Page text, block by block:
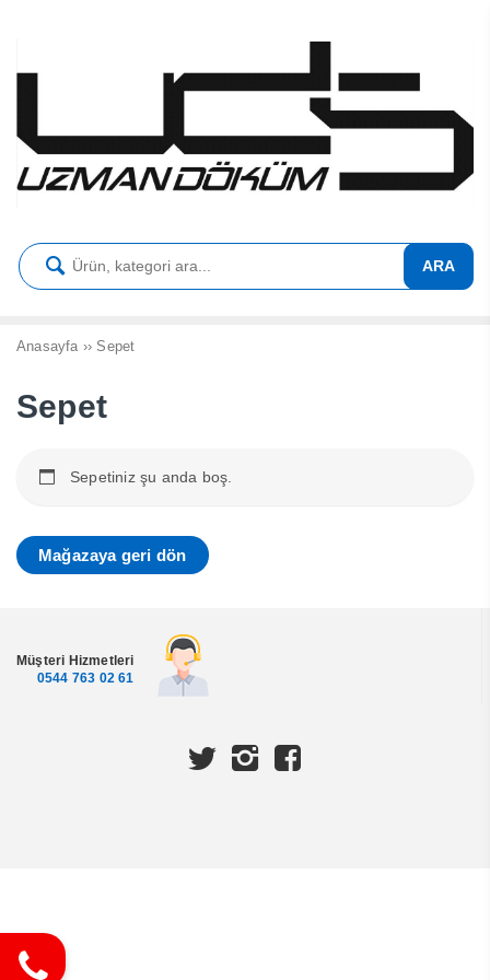
ARA
Anasayfa ›› Sepet
Sepet
Sepetiniz şu anda boş.
Mağazaya geri dön
Müşteri Hizmetleri
0544 763 02 61